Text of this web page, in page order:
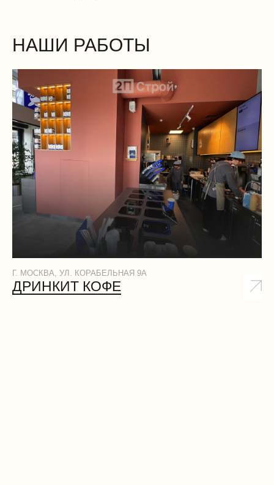
НАШИ РАБОТЫ
Г. МОСКВА, УЛ. КОРАБЕЛЬНАЯ 9А
ДРИНКИТ КОФЕ